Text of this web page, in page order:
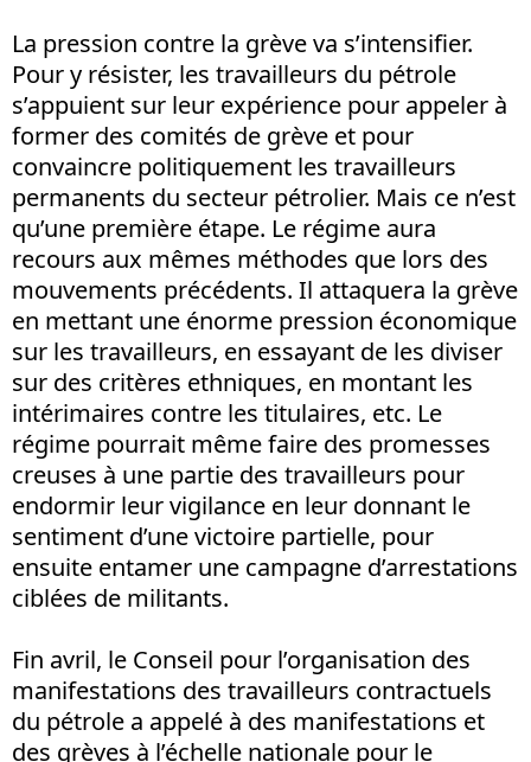
La pression contre la grève va s’intensifier.
Pour y résister, les travailleurs du pétrole
s’appuient sur leur expérience pour appeler à
former des comités de grève et pour
convaincre politiquement les travailleurs
permanents du secteur pétrolier. Mais ce n’est
qu’une première étape. Le régime aura
recours aux mêmes méthodes que lors des
mouvements précédents. Il attaquera la grève
en mettant une énorme pression économique
sur les travailleurs, en essayant de les diviser
sur des critères ethniques, en montant les
intérimaires contre les titulaires, etc. Le
régime pourrait même faire des promesses
creuses à une partie des travailleurs pour
endormir leur vigilance en leur donnant le
sentiment d’une victoire partielle, pour
ensuite entamer une campagne d’arrestations
ciblées de militants.
Fin avril, le Conseil pour l’organisation des
manifestations des travailleurs contractuels
du pétrole a appelé à des manifestations et
des grèves à l’échelle nationale pour le